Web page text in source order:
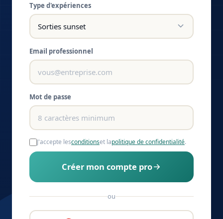
Type d'expériences
Email professionnel
Mot de passe
J'accepte lesconditionset lapolitique de confidentialité.
Créer mon compte pro
ou